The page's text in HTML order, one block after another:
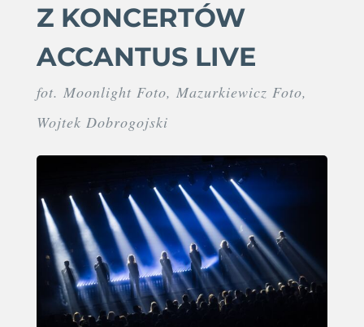
Z KONCERTÓW
ACCANTUS LIVE
fot. Moonlight Foto, Mazurkiewicz Foto,
Wojtek Dobrogojski